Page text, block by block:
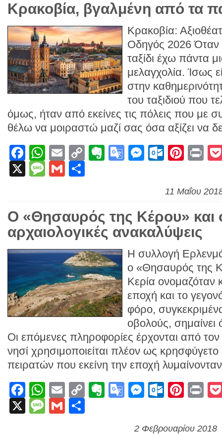
Κρακοβία, βγαλμένη από τα
Κρακοβία:
Οδηγός 2026 Όταν
ταξίδι έχω πάντα
μελαγχολία. Ίσως
στην
του ταξιδιού που
όμως, ήταν από εκείνες τις πόλεις που με
θέλω να μοιραστώ μαζί σας όσα αξίζει να
Facebook
WhatsApp
EmailCopyEvernote
Google
X
Message
Gmail
11 Μαΐου
Ο «Θησαυρός της Κέρου» και
αρχαιολογικές ανακαλύψεις
H συλλογή
ο «Θησαυρός της
Κερία ονομαζόταν
εποχή και το
φόρο,
οβολούς, σημαίνει
Οι επόμενες πληροφορίες έρχονται από
νησί χρησιμοποιείται πλέον ως
πειρατών που εκείνη την εποχή
Facebook
WhatsApp
EmailCopyEvernote
Google
X
Message
Gmail
2 Φεβρουαρίου 2018